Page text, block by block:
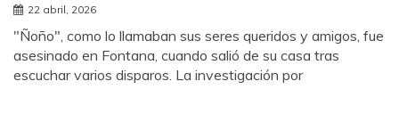
22 abril, 2026
"Ñoño", como lo llamaban sus seres queridos y amigos, fue
asesinado en Fontana, cuando salió de su casa tras
escuchar varios disparos. La investigación por